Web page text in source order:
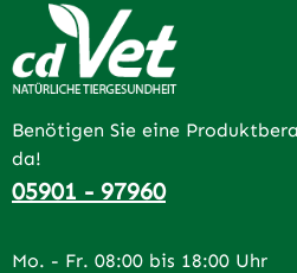
Benötigen Sie eine
da!
05901 - 97960
Mo. - Fr. 08:00 bis 18:00 Uhr